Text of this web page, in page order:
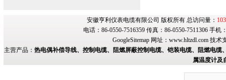
安徽亨利仪表电缆有限公司 版权所有 总访问量：
电话：86-0550-7516359 传真：86-0550-7511306 手
GoogleSitemap网址： www.hltzdl.com技术
主营产品： 热电偶补偿导线、控制电缆、阻燃屏蔽控制电缆、铠装电缆、阻燃电
属温度计及